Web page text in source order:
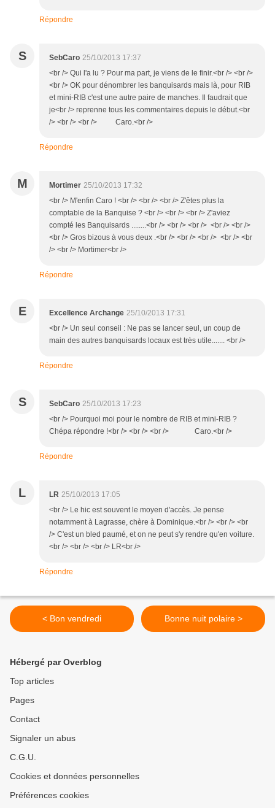
Répondre
S SebCaro 25/10/2013 17:37
<br /> Qui l'a lu ? Pour ma part, je viens de le finir.<br /> <br />
<br /> OK pour dénombrer les banquisards mais là, pour RIB
et mini-RIB c'est une autre paire de manches. Il faudrait que
je<br /> reprenne tous les commentaires depuis le début.<br
/> <br /> <br /> Caro.<br />
Répondre
M Mortimer 25/10/2013 17:32
<br /> M'enfin Caro ! <br /> <br /> <br /> Z'êtes plus la
comptable de la Banquise ? <br /> <br /> <br /> Z'aviez
compté les Banquisards ........<br /> <br /> <br /> <br /> <br />
<br /> Gros bizous à vous deux .<br /> <br /> <br /> <br /> <br
/> <br /> Mortimer<br />
Répondre
E Excellence Archange 25/10/2013 17:31
<br /> Un seul conseil : Ne pas se lancer seul, un coup de
main des autres banquisards locaux est très utile....... <br />
Répondre
S SebCaro 25/10/2013 17:23
<br /> Pourquoi moi pour le nombre de RIB et mini-RIB ?
Chépa répondre !<br /> <br /> <br /> Caro.<br />
Répondre
L LR 25/10/2013 17:05
<br /> Le hic est souvent le moyen d'accès. Je pense
notamment à Lagrasse, chère à Dominique.<br /> <br /> <br
/> C'est un bled paumé, et on ne peut s'y rendre qu'en voiture.
<br /> <br /> <br /> LR<br />
Répondre
< Bon vendredi Bonne nuit polaire >
Hébergé par Overblog
Top articles
Pages
Contact
Signaler un abus
C.G.U.
Cookies et données personnelles
Préférences cookies